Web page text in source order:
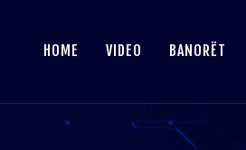
HOME VIDEO BANORËT